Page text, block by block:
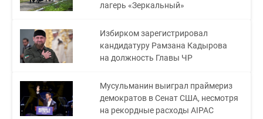
лагерь «Зеркальный»
Избирком зарегистрировал
кандидатуру Рамзана Кадырова
на должность Главы ЧР
Мусульманин выиграл праймериз
демократов в Сенат США, несмотря
на рекордные расходы AIPAC